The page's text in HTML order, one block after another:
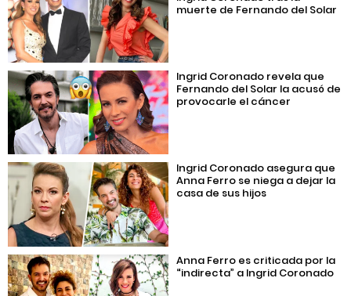
muerte de Fernando del Solar
Ingrid Coronado revela que
Fernando del Solar la acusó de
provocarle el cáncer
Ingrid Coronado asegura que
Anna Ferro se niega a dejar la
casa de sus hijos
Anna Ferro es criticada por la
“indirecta” a Ingrid Coronado